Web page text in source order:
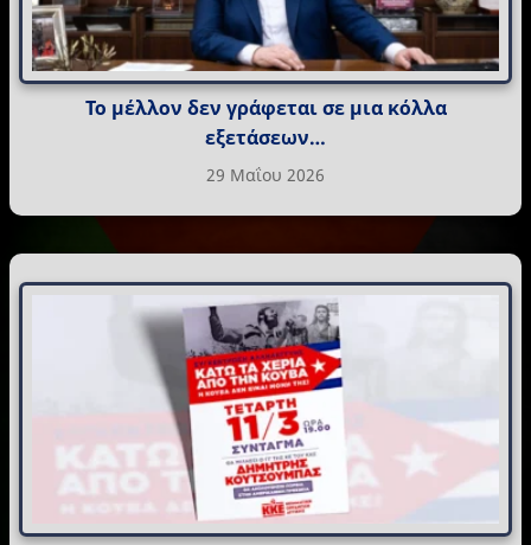
Το μέλλον δεν γράφεται σε μια κόλλα
εξετάσεων…
29 Μαΐου 2026